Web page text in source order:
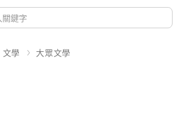
文學 大眾文學